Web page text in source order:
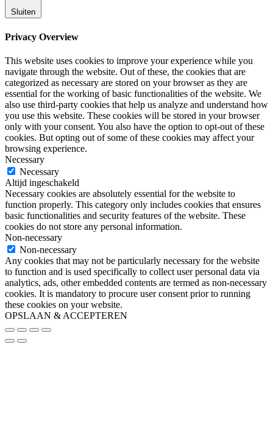
Sluiten
Privacy Overview
This website uses cookies to improve your experience while you
navigate through the website. Out of these, the cookies that are
categorized as necessary are stored on your browser as they are
essential for the working of basic functionalities of the website. We
also use third-party cookies that help us analyze and understand how
you use this website. These cookies will be stored in your browser
only with your consent. You also have the option to opt-out of these
cookies. But opting out of some of these cookies may affect your
browsing experience.
Necessary
Necessary
Altijd ingeschakeld
Necessary cookies are absolutely essential for the website to
function properly. This category only includes cookies that ensures
basic functionalities and security features of the website. These
cookies do not store any personal information.
Non-necessary
Non-necessary
Any cookies that may not be particularly necessary for the website
to function and is used specifically to collect user personal data via
analytics, ads, other embedded contents are termed as non-necessary
cookies. It is mandatory to procure user consent prior to running
these cookies on your website.
OPSLAAN & ACCEPTEREN